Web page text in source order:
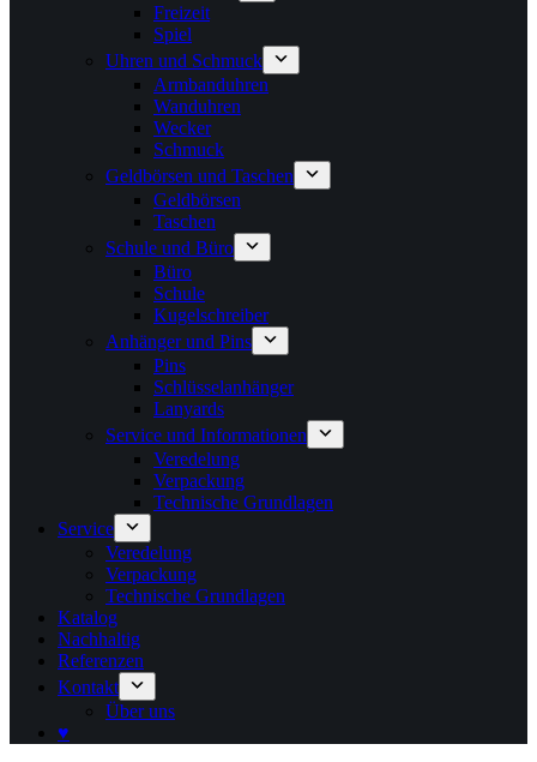
Freizeit
Spiel
Uhren und Schmuck
Armbanduhren
Wanduhren
Wecker
Schmuck
Geldbörsen und Taschen
Geldbörsen
Taschen
Schule und Büro
Büro
Schule
Kugelschreiber
Anhänger und Pins
Pins
Schlüsselanhänger
Lanyards
Service und Informationen
Veredelung
Verpackung
Technische Grundlagen
Service
Veredelung
Verpackung
Technische Grundlagen
Katalog
Nachhaltig
Referenzen
Kontakt
Über uns
♥